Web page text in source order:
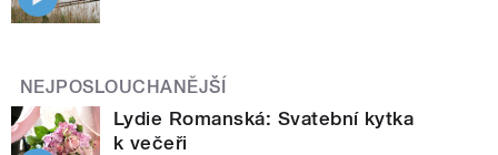
NEJPOSLOUCHANĚJŠÍ
Lydie Romanská: Svatební kytka
k večeři